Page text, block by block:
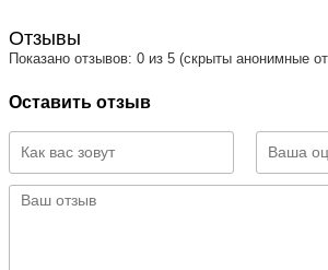
Отзывы
Показано отзывов: 0 из 5 (скрыты анонимные
Оставить отзыв